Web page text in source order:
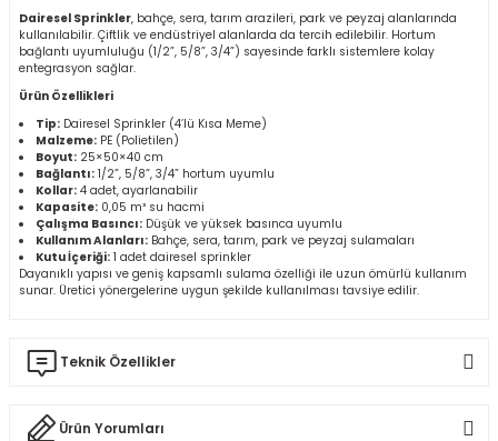
Mastik
Dairesel Sprinkler, bahçe, sera, tarım arazileri, park ve peyzaj alanlarında
kullanılabilir. Çiftlik ve endüstriyel alanlarda da tercih edilebilir. Hortum
bağlantı uyumluluğu (1/2”, 5/8”, 3/4”) sayesinde farklı sistemlere kolay
entegrasyon sağlar.
Ürün Özellikleri
Tip: Dairesel Sprinkler (4’lü Kısa Meme)
Malzeme: PE (Polietilen)
Boyut: 25×50×40 cm
Bağlantı: 1/2”, 5/8”, 3/4” hortum uyumlu
Kollar: 4 adet, ayarlanabilir
Kapasite: 0,05 m³ su hacmi
Çalışma Basıncı: Düşük ve yüksek basınca uyumlu
Kullanım Alanları: Bahçe, sera, tarım, park ve peyzaj sulamaları
Kutu İçeriği: 1 adet dairesel sprinkler
Dayanıklı yapısı ve geniş kapsamlı sulama özelliği ile uzun ömürlü kullanım
sunar. Üretici yönergelerine uygun şekilde kullanılması tavsiye edilir.
Teknik Özellikler
Dairesel Sprinkler 4’lü Kısa Meme
dağıtan bahçe sulama aparatıdır. Dayanıklı PE gövdesi dış koşullara karşı
Ürün Yorumları